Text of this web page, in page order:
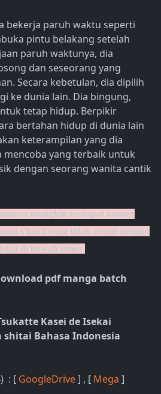
bekerja paruh waktu seperti
pintu belakang setelah
paruh waktunya, dia
dan seseorang yang
Secara kebetulan, dia dipilih
ke dunia lain. Dia bingung,
tetap hidup. Berpikir
bertahan hidup di dunia lain
keterampilan yang dia
mencoba yang terbaik untuk
dengan seorang wanita cantik
mungkin terdapat konten
s'ksu'l yang tidak sesuai dengan
di bawah umur.
pdf manga batch
Kasei de Isekai
Bahasa Indonesia
: [ GoogleDrive] , [ Mega ]